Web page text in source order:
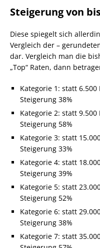
Steigerung von
Diese spiegelt sich
Vergleich der –
dar. Vergleich man die
„Top“ Raten, dann
Kategorie 1: statt
Steigerung 38%
Kategorie 2: statt
Steigerung 58%
Kategorie 3: statt
Steigerung 33%
Kategorie 4: statt
Steigerung 39%
Kategorie 5: statt
Steigerung 52%
Kategorie 6: statt
Steigerung 38%
Kategorie 7: statt